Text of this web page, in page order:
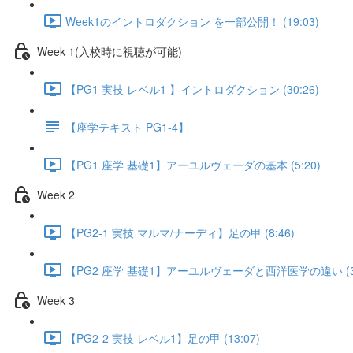
Week1のイントロダクション を一部公開！ (19:03)
Week 1(入校時に視聴が可能)
【PG1 実技 レベル1 】イントロダクション (30:26)
【座学テキスト PG1-4】
【PG1 座学 基礎1】アーユルヴェーダの基本 (5:20)
Week 2
【PG2-1 実技 マルマ/ナーディ】足の甲 (8:46)
【PG2 座学 基礎1】アーユルヴェーダと西洋医学の違い
Week 3
【PG2-2 実技 レベル1】足の甲 (13:07)